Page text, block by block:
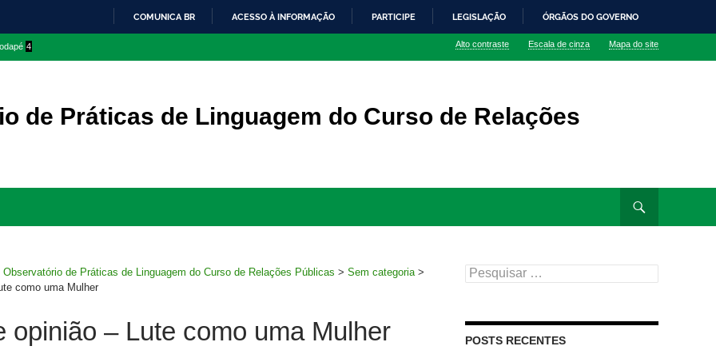
O
COMUNICA BR ACESSO À INFORMAÇÃO PARTICIPE LEGISLAÇÃO ÓRGÃOS DO GOVERNO
4 Alto contraste Escala de cinza Mapa do site
de Práticas de Linguagem do Curso de Relações
Observatório de Práticas de Linguagem do Curso de Relações Públicas > Sem categoria >
como uma Mulher
opinião – Lute como uma Mulher
Pesquisar
por:
POSTS RECENTES